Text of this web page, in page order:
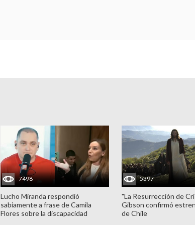
7498
Lucho Miranda respondió
sabiamente a frase de Camila
Flores sobre la discapacidad
5397
"La Resurrección de
Gibson confirmó
de Chile